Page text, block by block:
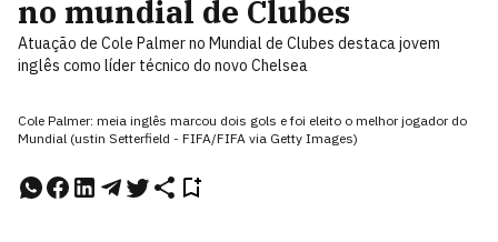
no mundial de Clubes
Atuação de Cole Palmer no Mundial de Clubes destaca jovem
inglês como líder técnico do novo Chelsea
Cole Palmer: meia inglês marcou dois gols e foi eleito o melhor jogador do
Mundial (ustin Setterfield - FIFA/FIFA via Getty Images)